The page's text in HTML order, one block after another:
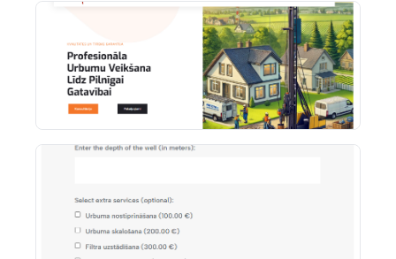
могла самостоятельно управлять содержимым
сайта. Итоговый результат – высокоэффективный
многоязычный сайт, отражающий качество URB и
превращающий посещения в запросы.